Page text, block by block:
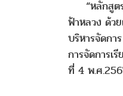
“หลักสูตร
ฟ้าหลวง ด้ว
บริหารจัดกา
การจัดการเ
ที่ 4 พ.ศ